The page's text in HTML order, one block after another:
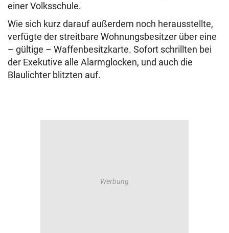
einer Volksschule.
Wie sich kurz darauf außerdem noch herausstellte,
verfügte der streitbare Wohnungsbesitzer über eine
– gültige – Waffenbesitzkarte. Sofort schrillten bei
der Exekutive alle Alarmglocken, und auch die
Blaulichter blitzten auf.